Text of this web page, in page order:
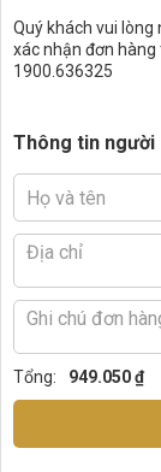
Quý khách vui lòng
xác nhận đơn hàng
1900.636325
Thông tin người
Tổng: 949.050 ₫